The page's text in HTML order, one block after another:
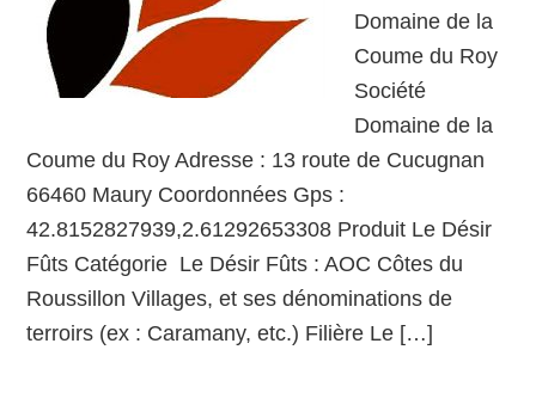
Domaine de la
Coume du Roy
Société
Domaine de la
Coume du Roy Adresse : 13 route de Cucugnan
66460 Maury Coordonnées Gps :
42.8152827939,2.61292653308 Produit Le Désir
Fûts Catégorie Le Désir Fûts : AOC Côtes du
Roussillon Villages, et ses dénominations de
terroirs (ex : Caramany, etc.) Filière Le […]